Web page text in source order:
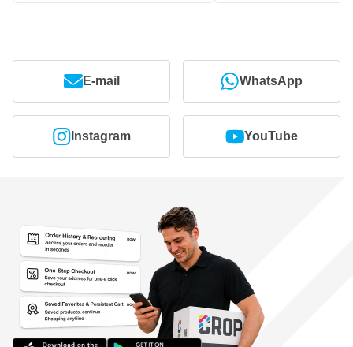
E-mail WhatsApp
Instagram YouTube